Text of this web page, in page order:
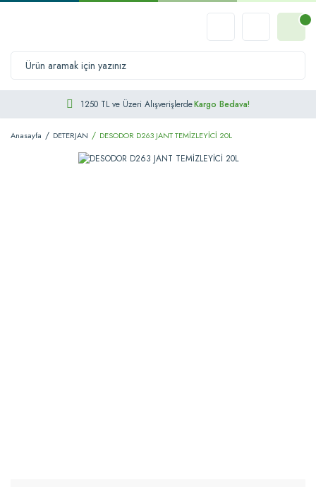
1250 TL ve Üzeri AlışverişlerdeKargo Bedava!
Anasayfa DETERJAN DESODOR D263 JANT TEMİZLEYİCİ 20L